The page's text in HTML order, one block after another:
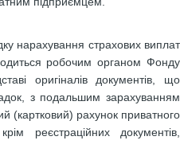
нарахування страхових виплат
робочим органом Фонду
оригіналів документів, що
з подальшим зарахуванням
(картковий) рахунок приватного
реєстраційних документів,